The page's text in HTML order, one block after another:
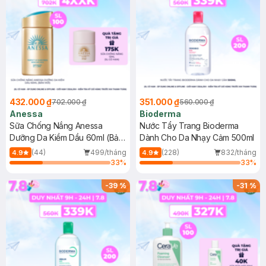
432.000 ₫702.000 ₫
Anessa
Sữa Chống Nắng Anessa
Dưỡng Da Kiềm Dầu 60ml (Bản
Mới)
4.9 (44)
499/tháng
33%
351.000 ₫560.000 ₫
Bioderma
Nước Tẩy Trang Bioderma
Dành Cho Da Nhạy Cảm 500ml
4.9 (228)
832/tháng
33%
-39% -31%